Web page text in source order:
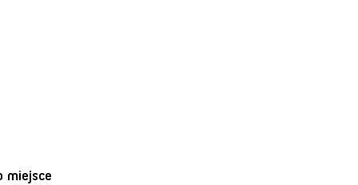
miejsce